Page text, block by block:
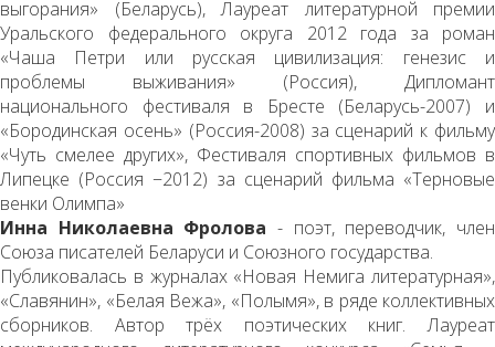
выгорания» (Беларусь), Лауреат литературной премии
Уральского федерального округа 2012 года за роман
«Чаша Петри или русская цивилизация: генезис и
проблемы выживания» (Россия), Дипломант
национального фестиваля в Бресте (Беларусь-2007) и
«Бородинская осень» (Россия-2008) за сценарий к фильму
«Чуть смелее других», Фестиваля спортивных фильмов в
Липецке (Россия −2012) за сценарий фильма «Терновые
венки Олимпа»
Инна Николаевна Фролова - поэт, переводчик, член
Союза писателей Беларуси и Союзного государства.
Публиковалась в журналах «Новая Немига литературная»,
«Славянин», «Белая Вежа», «Полымя», в ряде коллективных
сборников. Автор трёх поэтических книг. Лауреат